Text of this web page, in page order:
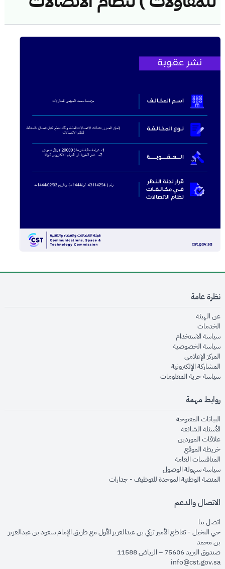
نظرة عامة
عن الهيئةopens in new window
الخدماتopens in new window
سياسة الاستخدام
سياسة الخصوصيةopens in new window
المركز الإعلاميopens in new window
المشاركة الإلكترونيةopens in new window
سياسة حرية المعلوماتopens in new window
روابط مهمة
البيانات المفتوحةopens in new window
الأسئلة الشائعةopens in new window
علاقات الموردينopens in new window
خريطة الموقعopens in new window
المنافسات العامةopens in new window
سياسة سهولة الوصولopens in new window
المنصة الوطنية الموحدة للتوظيف - جداراتopens in new window
الاتصال والدعم
اتصل بنا
حي النخيل - تقاطع الأمير تركي بن عبدالعزيز الأول مع طريق الإمام سعود بن عبدالعزيز
بن محمد
صندوق البريد 75606 – الرياض 11588
info@cst.gov.sa